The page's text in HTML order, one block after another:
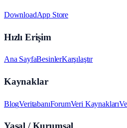
DownloadApp Store
Hızlı Erişim
Ana SayfaBesinlerKarşılaştır
Kaynaklar
BlogVeritabanıForumVeri Kaynakları